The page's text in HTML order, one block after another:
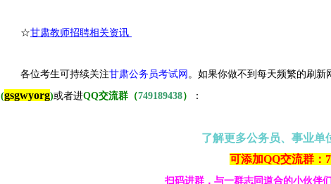
☆甘肃教师招聘相关资讯
各位考生可持续关注甘肃公务员考试网 。 如果你做不到每天频繁的刷新
(gsgwyorg)或者进QQ交流群（749189438） ：
了解更多公务员、事业单
可添加QQ交流群：
扫码进群，与一群志同道合的小伙伴